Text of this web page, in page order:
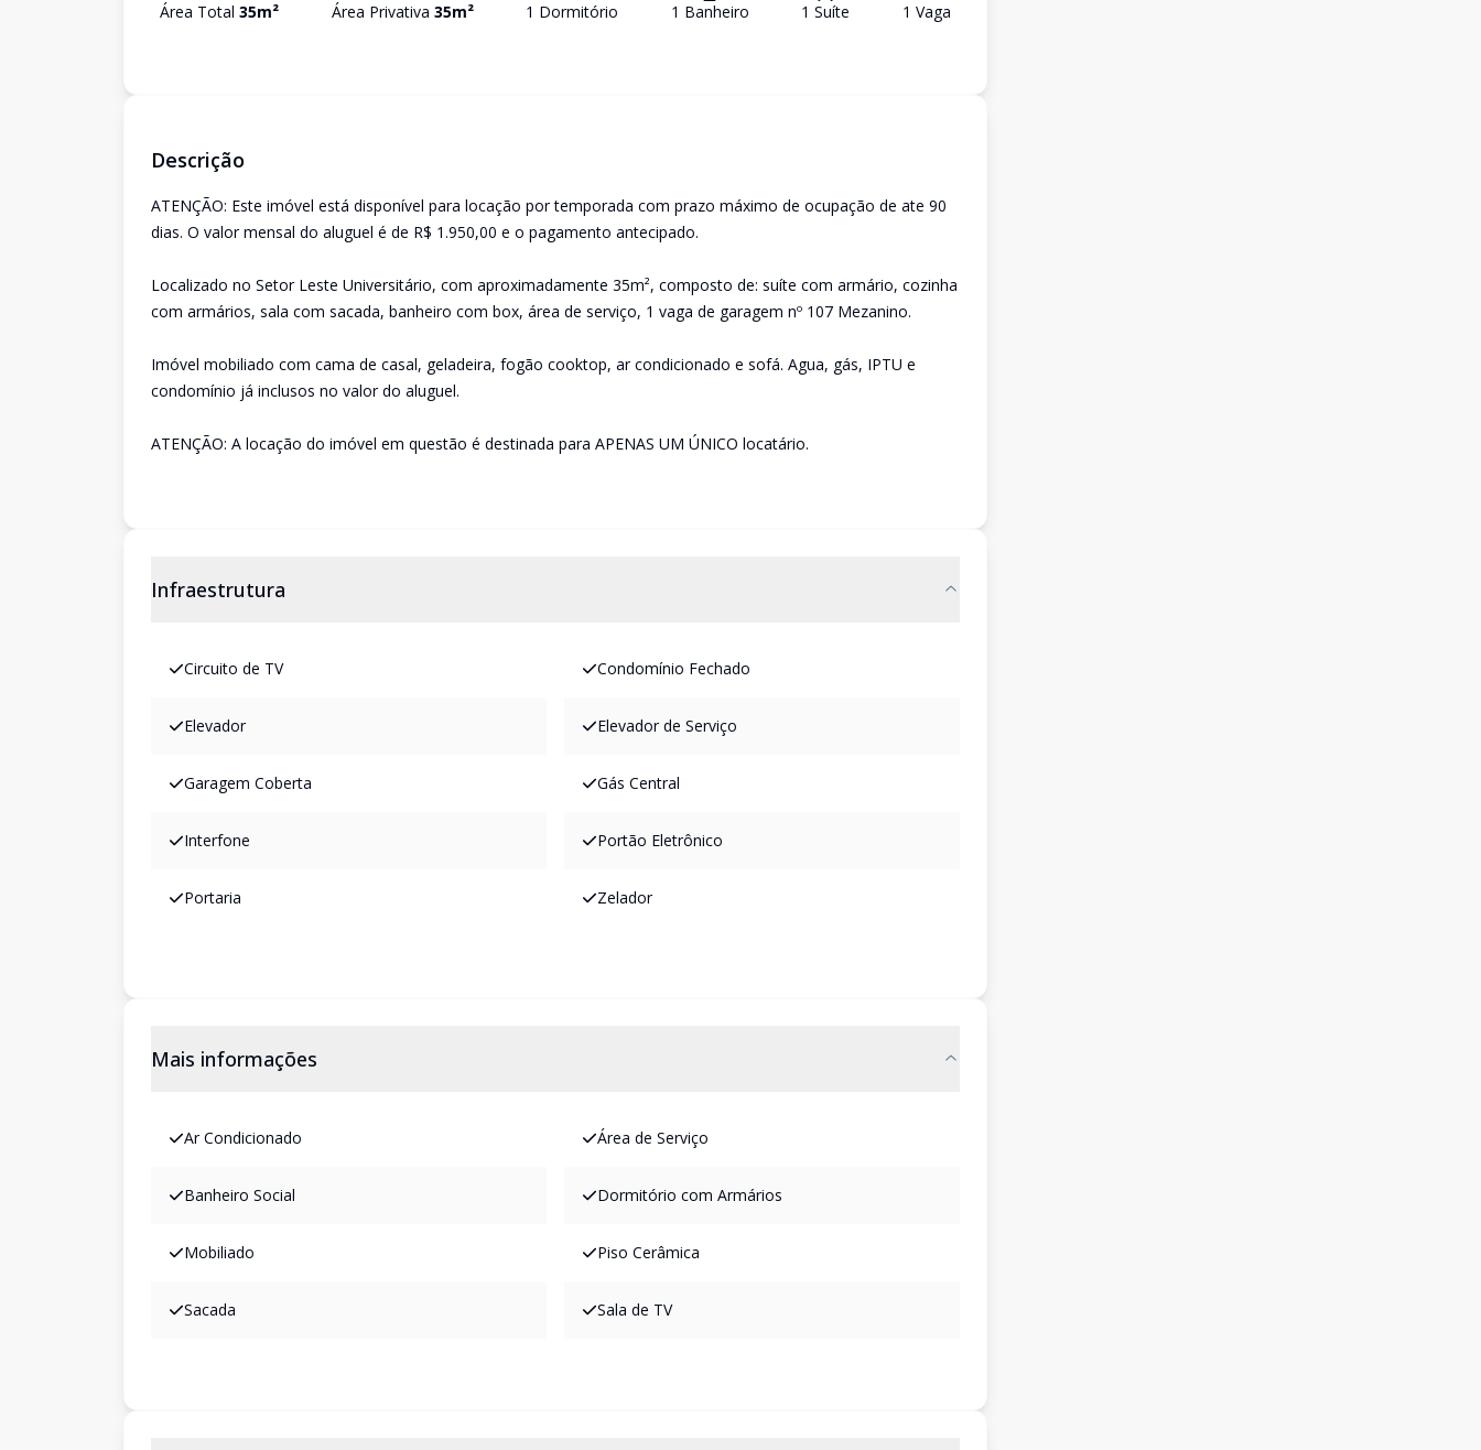
Área Total 35m² Área Privativa 35m² 1 Dormitório 1 Banheiro 1 Suíte 1 Vaga
Descrição
ATENÇÃO: Este imóvel está disponível para locação por temporada com prazo máximo de ocupação de ate 90
dias. O valor mensal do aluguel é de R$ 1.950,00 e o pagamento antecipado.
Localizado no Setor Leste Universitário, com aproximadamente 35m², composto de: suíte com armário, cozinha
com armários, sala com sacada, banheiro com box, área de serviço, 1 vaga de garagem nº 107 Mezanino.
Imóvel mobiliado com cama de casal, geladeira, fogão cooktop, ar condicionado e sofá. Agua, gás, IPTU e
condomínio já inclusos no valor do aluguel.
ATENÇÃO: A locação do imóvel em questão é destinada para APENAS UM ÚNICO locatário.
Infraestrutura
Circuito de TV Condomínio Fechado
Elevador Elevador de Serviço
Garagem Coberta Gás Central
Interfone Portão Eletrônico
Portaria Zelador
Mais informações
Ar Condicionado Área de Serviço
Banheiro Social Dormitório com Armários
Mobiliado Piso Cerâmica
Sacada Sala de TV